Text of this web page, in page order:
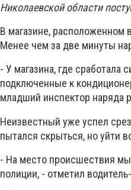
Николаевской области
В магазине, расположенном
Менее чем за две минуты
- У магазина, где сработала
подключенные к
младший инспектор наряда
Неизвестный уже успел
пытался скрыться, но уйти
- На место происшествия мы
полиции, - отметил